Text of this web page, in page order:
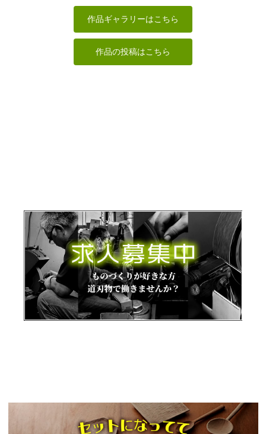
雷電・狐蛇 大日如来
作品ギャラリーはこちら
作品の投稿はこちら